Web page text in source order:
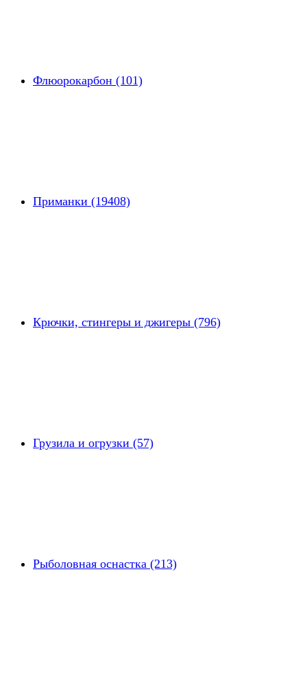
Флюорокарбон (101)
Приманки (19408)
Крючки, стингеры и джигеры (796)
Грузила и огрузки (57)
Рыболовная оснастка (213)